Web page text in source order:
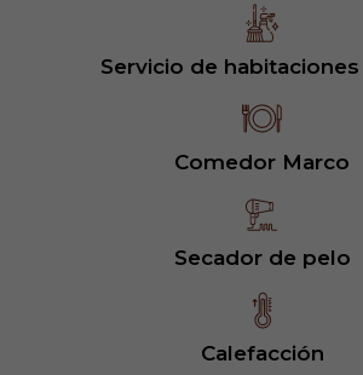
Servicio de
Comedor Marco
Secador de pelo
Calefacción